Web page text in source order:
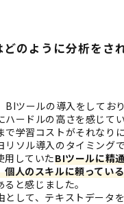
のように分析をさ
BIツールの導入をしており
ードルの高さを感じてい
で学習コストがそれなり
リソル導入のタイミング
用していたBIツールに精
個人のスキルに頼ってい
ると感じました。
として、テキストデータ